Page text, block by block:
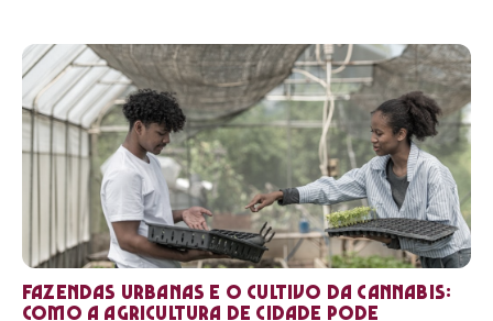
Fazendas urbanas e o cultivo da cannabis:
como a agricultura de cidade pode